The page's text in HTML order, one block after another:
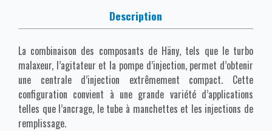
Description
La combinaison des composants de Häny, tels que le turbo
malaxeur, l’agitateur et la pompe d’injection, permet d’obtenir
une centrale d’injection extrêmement compact. Cette
configuration convient à une grande variété d’applications
telles que l’ancrage, le tube à manchettes et les injections de
remplissage.